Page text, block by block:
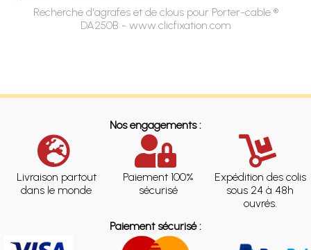
Recherche d'agrafes et de clous pour Porter-cable ®
DA250B - www.clicfixation.com
Nos engagements :
Livraison partout
dans le monde
Paiement 100%
sécurisé
Expédition des colis
sous 24 à 48h
ouvrés.
Paiement sécurisé :